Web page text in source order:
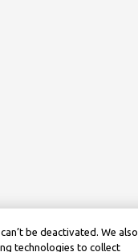
be deactivated. We also
technologies to collect